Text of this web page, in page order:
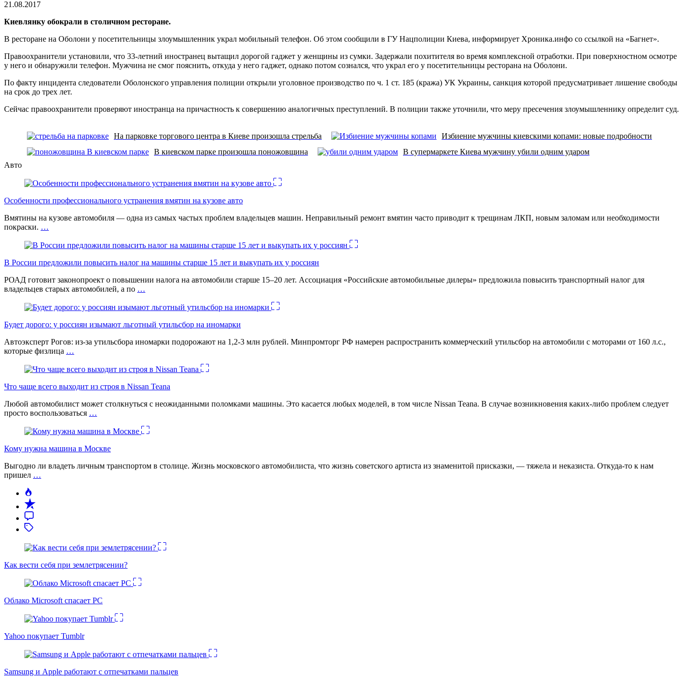
чтения
21.08.2017
Киевлянку обокрали в столичном ресторане.
В ресторане на Оболони у посетительницы злоумышленник украл мобильный телефон. Об этом сообщили в ГУ Нацполиции Киева, информирует Хроника.инфо со ссылкой на «Багнет».
Правоохранители установили, что 33-летний иностранец вытащил дорогой гаджет у женщины из сумки. Задержали похитителя во время комплексной отработки. При поверхностном осмотре
у него и обнаружили телефон. Мужчина не смог пояснить, откуда у него гаджет, однако потом сознался, что украл его у посетительницы ресторана на Оболони.
По факту инцидента следователи Оболонского управления полиции открыли уголовное производство по ч. 1 ст. 185 (кража) УК Украины, санкция которой предусматривает лишение свободы
на срок до трех лет.
Сейчас правоохранители проверяют иностранца на причастность к совершению аналогичных преступлений. В полиции также уточнили, что меру пресечения злоумышленнику определит суд.
На парковке торгового центра в Киеве произошла стрельба
Избиение мужчины киевскими копами: новые подробности
В киевском парке произошла поножовщина
В супермаркете Киева мужчину убили одним ударом
Авто
Особенности профессионального устранения вмятин на кузове авто
Вмятины на кузове автомобиля — одна из самых частых проблем владельцев машин. Неправильный ремонт вмятин часто приводит к трещинам ЛКП, новым заломам или необходимости
покраски. …
В России предложили повысить налог на машины старше 15 лет и выкупать их у россиян
РОАД готовит законопроект о повышении налога на автомобили старше 15–20 лет. Ассоциация «Российские автомобильные дилеры» предложила повысить транспортный налог для
владельцев старых автомобилей, а по …
Будет дорого: у россиян изымают льготный утильсбор на иномарки
Автоэксперт Рогов: из-за утильсбора иномарки подорожают на 1,2-3 млн рублей. Минпромторг РФ намерен распространить коммерческий утильсбор на автомобили с моторами от 160 л.с.,
которые физлица …
Что чаще всего выходит из строя в Nissan Teana
Любой автомобилист может столкнуться с неожиданными поломками машины. Это касается любых моделей, в том числе Nissan Teana. В случае возникновения каких-либо проблем следует
просто воспользоваться …
Кому нужна машина в Москве
Выгодно ли владеть личным транспортом в столице. Жизнь московского автомобилиста, что жизнь советского артиста из знаменитой присказки, — тяжела и неказиста. Откуда-то к нам
пришел …
Как вести себя при землетрясении?
Облако Microsoft спасает PC
Yahoo покупает Tumblr
Samsung и Apple работают с отпечатками пальцев